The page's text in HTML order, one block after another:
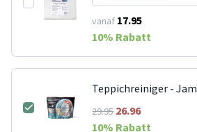
vanaf 17.95
10% Rabatt
Teppichreiniger -
29.9526.96
10% Rabatt